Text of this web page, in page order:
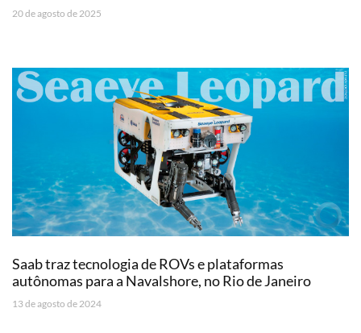
20 de agosto de 2025
Saab traz tecnologia de ROVs e plataformas
autônomas para a Navalshore, no Rio de Janeiro
13 de agosto de 2024